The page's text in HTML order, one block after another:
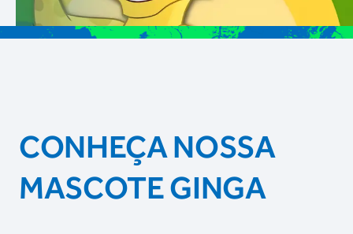
CONHEÇA NOSSA
MASCOTE GINGA